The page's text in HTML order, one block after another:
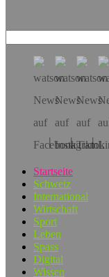
Startseite
Schweiz
International
Wirtschaft
Sport
Leben
Spass
Digital
Wissen